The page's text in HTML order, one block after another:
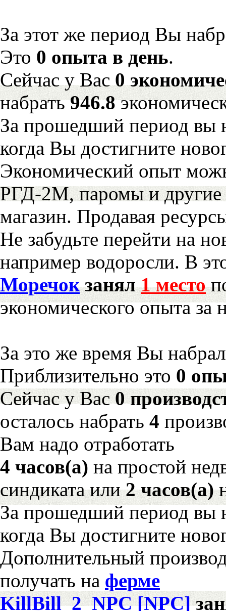
За этот же период Вы
Это 0 опыта в день.
Сейчас у Вас0
набрать946.8
За прошедший период вы
когда Вы достигните
Экономический опыт
РГД-2М, паромы и другие
магазин. Продавая
Не забудьте перейти на
например водоросли. В
Моречокзанял1 место
экономического опыта за
За это же время Вы
Приблизительно это 0
Сейчас у Вас0
осталось набрать 4
Вам надо отработать
4 часов(а) на простой
синдиката или2 часов(а)
За прошедший период вы
когда Вы достигните
Дополнительный
получать на ферме
KillBill_2_NPC [NPC]